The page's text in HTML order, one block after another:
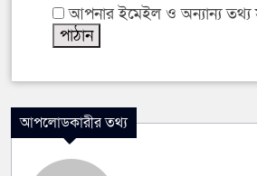
আপনার ইমেইল ও অন্যান্য তথ্য
আপলোডকারীর তথ্য